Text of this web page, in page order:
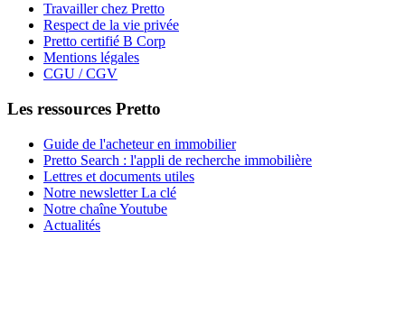
Travailler chez Pretto
Respect de la vie privée
Pretto certifié B Corp
Mentions légales
CGU / CGV
Les ressources Pretto
Guide de l'acheteur en immobilier
Pretto Search : l'appli de recherche immobilière
Lettres et documents utiles
Notre newsletter La clé
Notre chaîne Youtube
Actualités